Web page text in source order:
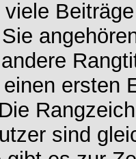
ersten
sind